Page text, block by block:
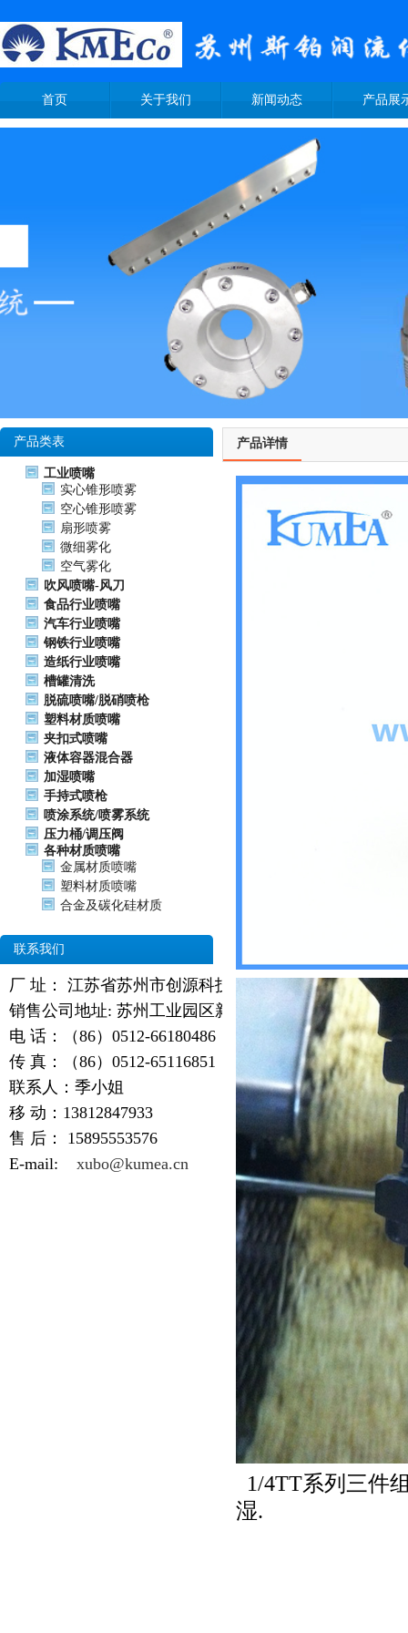
首页 关于我们 新闻动态 产品展
产品类表
工业喷嘴
实心锥形喷雾
空心锥形喷雾
扇形喷雾
微细雾化
空气雾化
吹风喷嘴-风刀
食品行业喷嘴
汽车行业喷嘴
钢铁行业喷嘴
造纸行业喷嘴
槽罐清洗
脱硫喷嘴/脱硝喷枪
塑料材质喷嘴
夹扣式喷嘴
液体容器混合器
加湿喷嘴
手持式喷枪
喷涂系统/喷雾系统
压力桶/调压阀
各种材质喷嘴
金属材质喷嘴
塑料材质喷嘴
合金及碳化硅材质
联系我们
厂 址： 江苏省苏州市创源科技园
销售公司地址: 苏州工业园区新天翔广场
电 话：（86）0512-66180486
传 真：（86）0512-65116851
联系人：季小姐
移 动：13812847933
售 后： 15895553576
E-mail: xubo@kumea.cn
产品详情
1/4TT系列三件
湿.